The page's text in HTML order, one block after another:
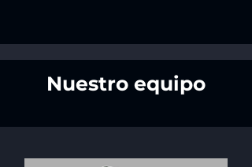
Nuestro equipo